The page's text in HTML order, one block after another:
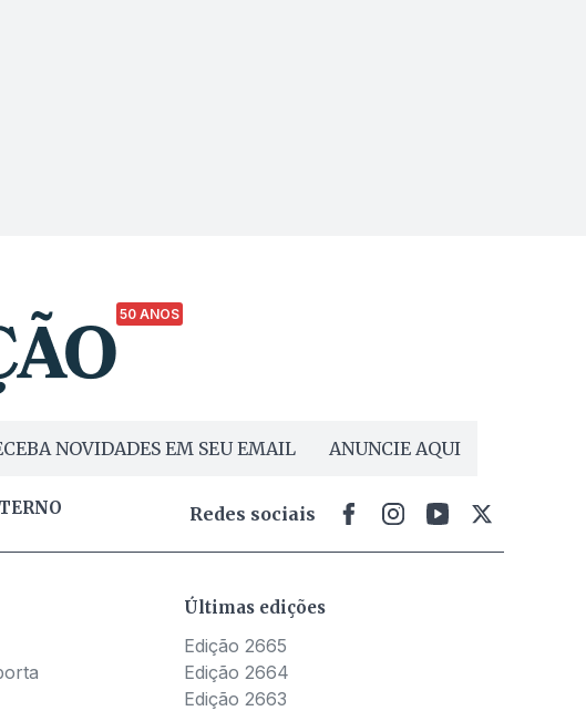
50 ANOS
NOVIDADES EM SEU EMAIL ANUNCIE AQUI
Redes sociais
Últimas edições
Edição 2665
Edição 2664
Edição 2663